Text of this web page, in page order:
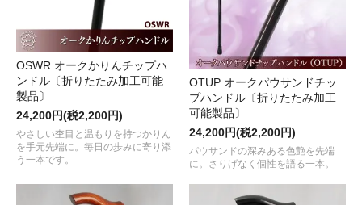
OSWR オークかりんチップハ
ンドル〔折りたたみ加工可能
製品〕
24,200円(税2,200円)
やさしい杢目と温もりを持つかりん
を手元先端に。毎日の歩みに寄り添
う一本です。
OTUP オークパウサンドチッ
プハンドル〔折りたたみ加工
可能製品〕
24,200円(税2,200円)
パウサンドの深みある色艶を先端
に。さりげなく個性を語る一本。